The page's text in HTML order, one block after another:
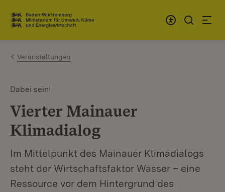
Zum Inhalt springen
Link zur Startseite
Veranstaltungen
Dabei sein!
Vierter Mainauer
Klimadialog
Im Mittelpunkt des Mainauer Klimadialogs
steht der Wirtschaftsfaktor Wasser – eine
Ressource vor dem Hintergrund des